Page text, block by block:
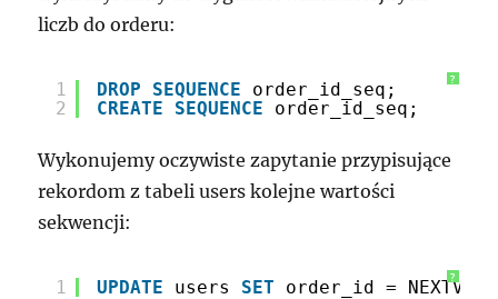
liczb do orderu:
?
1
2
DROP SEQUENCE
order_id_seq;
CREATE
SEQUENCE order_id_seq;
Wykonujemy oczywiste zapytanie przypisujące
rekordom z tabeli users kolejne wartości
sekwencji:
?
1 UPDATE users SET order_id = NEXTVAL(